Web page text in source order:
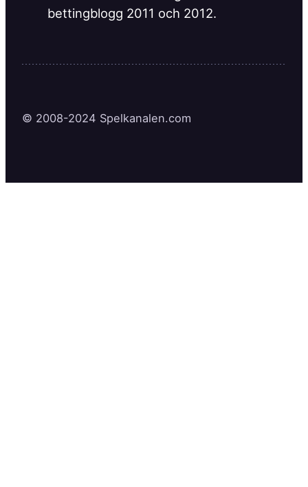
© 2008-2024 Spelkanalen.com